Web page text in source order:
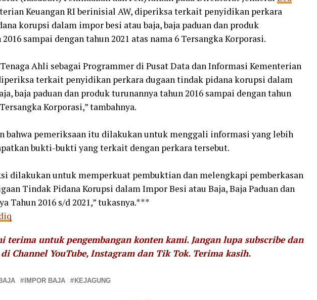
Keuangan RI berinisial AW, diperiksa terkait penyidikan perkara
korupsi dalam impor besi atau baja, baja paduan dan produk
sampai dengan tahun 2021 atas nama 6 Tersangka Korporasi.
Ahli sebagai Programmer di Pusat Data dan Informasi Kementerian
terkait penyidikan perkara dugaan tindak pidana korupsi dalam
baja paduan dan produk turunannya tahun 2016 sampai dengan tahun
Korporasi,” tambahnya.
bahwa pemeriksaan itu dilakukan untuk menggali informasi yang lebih
bukti-bukti yang terkait dengan perkara tersebut.
dilakukan untuk memperkuat pembuktian dan melengkapi pemberkasan
Tindak Pidana Korupsi dalam Impor Besi atau Baja, Baja Paduan dan
Tahun 2016 s/d 2021,” tukasnya.***
terima untuk pengembangan konten kami. Jangan lupa subscribe dan
Channel YouTube, Instagram dan Tik Tok. Terima kasih.
IMPOR BAJA KEJAGUNG